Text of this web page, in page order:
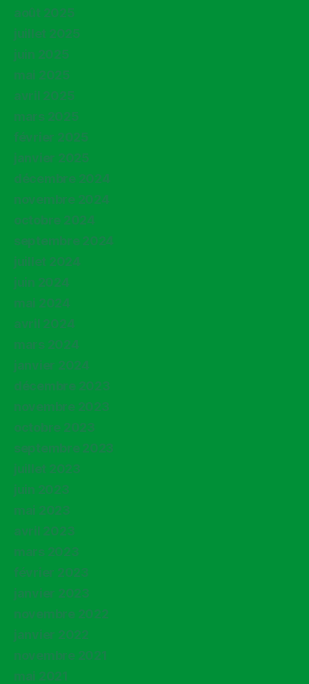
août 2025
juillet 2025
juin 2025
mai 2025
avril 2025
mars 2025
février 2025
janvier 2025
décembre 2024
novembre 2024
octobre 2024
septembre 2024
juillet 2024
juin 2024
mai 2024
avril 2024
mars 2024
janvier 2024
décembre 2023
novembre 2023
octobre 2023
septembre 2023
juillet 2023
juin 2023
mai 2023
avril 2023
mars 2023
février 2023
janvier 2023
novembre 2022
janvier 2022
novembre 2021
mai 2021